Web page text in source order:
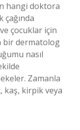
hangi doktora
çağında
çocuklar için
bir dermatolog
nasıl
Zamanla
kaş, kirpik veya